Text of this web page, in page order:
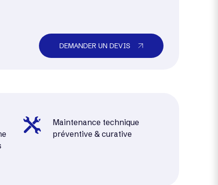
DEMANDER UN DEVIS
Maintenance technique
préventive & curative